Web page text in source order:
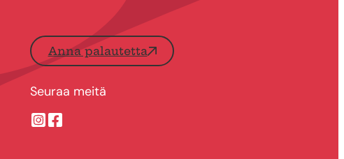
Anna palautetta
Seuraa meitä
Suonenjoen kaupungin Instragram
Suonenjoen kaupungin Facebook